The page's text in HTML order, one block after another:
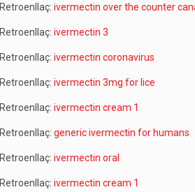
Retroenllaç: ivermectin over the counter
Retroenllaç: ivermectin 3
Retroenllaç: ivermectin coronavirus
Retroenllaç: ivermectin 3mg for lice
Retroenllaç: ivermectin cream 1
Retroenllaç: generic ivermectin for humans
Retroenllaç: ivermectin oral
Retroenllaç: ivermectin cream 1